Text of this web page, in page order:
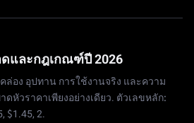
ดและกฎเกณฑ์ปี 2026
ล่อง อุปทาน การใช้งานจริง และความ
ดหัวราคาเพียงอย่างเดียว. ตัวเลขหลัก:
$1.45, 2.